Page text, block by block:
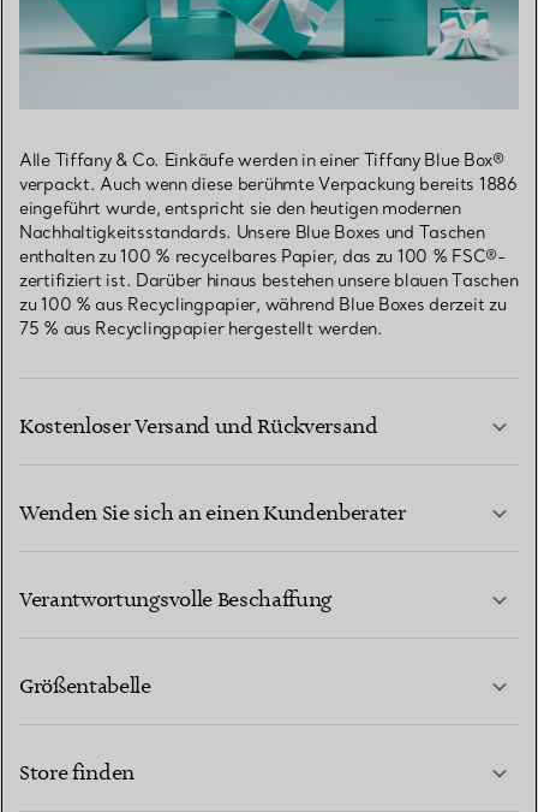
Alle Tiffany & Co. Einkäufe werden in einer Tiffany Blue Box®
verpackt. Auch wenn diese berühmte Verpackung bereits 1886
eingeführt wurde, entspricht sie den heutigen modernen
Nachhaltigkeitsstandards. Unsere Blue Boxes und Taschen
enthalten zu 100 % recycelbares Papier, das zu 100 % FSC®-
zertifiziert ist. Darüber hinaus bestehen unsere blauen Taschen
zu 100 % aus Recyclingpapier, während Blue Boxes derzeit zu
75 % aus Recyclingpapier hergestellt werden.
Kostenloser Versand und Rückversand
Wenden Sie sich an einen Kundenberater
Verantwortungsvolle Beschaffung
Größentabelle
Store finden